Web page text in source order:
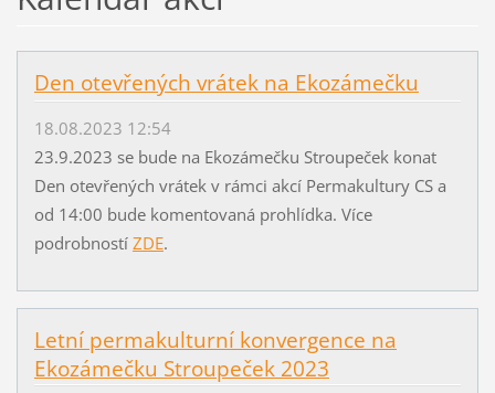
Den otevřených vrátek na Ekozámečku
18.08.2023 12:54
23.9.2023 se bude na Ekozámečku Stroupeček konat
Den otevřených vrátek v rámci akcí Permakultury CS a
od 14:00 bude komentovaná prohlídka. Více
podrobností ZDE.
Letní permakulturní konvergence na
Ekozámečku Stroupeček 2023